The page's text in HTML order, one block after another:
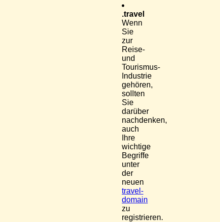
.travel
Wenn
Sie
zur
Reise-
und
Tourismus-
Industrie
gehören,
sollten
Sie
darüber
nachdenken,
auch
Ihre
wichtige
Begriffe
unter
der
neuen
travel-
domain
zu
registrieren.